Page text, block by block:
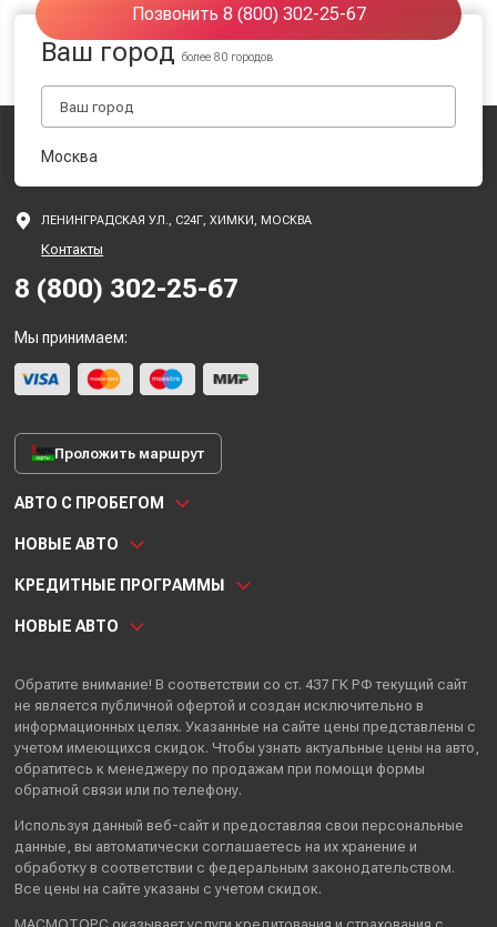
Позвонить 8 (800) 302-25-67
Ваш городболее 80 городов
Москва
ЛЕНИНГРАДСКАЯ УЛ., С24Г, ХИМКИ, МОСКВА
Контакты
8 (800) 302-25-67
Мы принимаем:
Проложить маршрут
АВТО С ПРОБЕГОМ
НОВЫЕ АВТО
КРЕДИТНЫЕ ПРОГРАММЫ
НОВЫЕ АВТО
Обратите внимание! В соответствии со ст. 437 ГК РФ текущий сайт
не является публичной офертой и создан исключительно в
информационных целях. Указанные на сайте цены представлены с
учетом имеющихся скидок. Чтобы узнать актуальные цены на авто,
обратитесь к менеджеру по продажам при помощи формы
обратной связи или по телефону.
Используя данный веб-сайт и предоставляя свои персональные
данные , вы автоматически соглашаетесь на их хранение и
обработку в соответствии с федеральным законодательством.
Все цены на сайте указаны с учетом скидок.